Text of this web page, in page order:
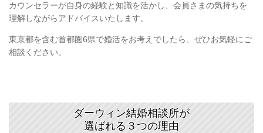
カウンセラーが自身の経験と知識を活かし、会員さまの気持ちを
理解しながらアドバイスいたします。
東京都を含む首都圏6県で婚活をお考えでしたら、ぜひお気軽にご
相談ください。
ダーウィン結婚相談所が
選ばれる ３つの理由